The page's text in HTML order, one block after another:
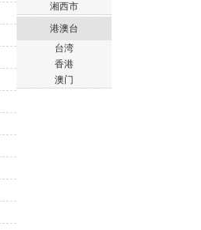
湘西市
港澳台
台湾
香港
澳门